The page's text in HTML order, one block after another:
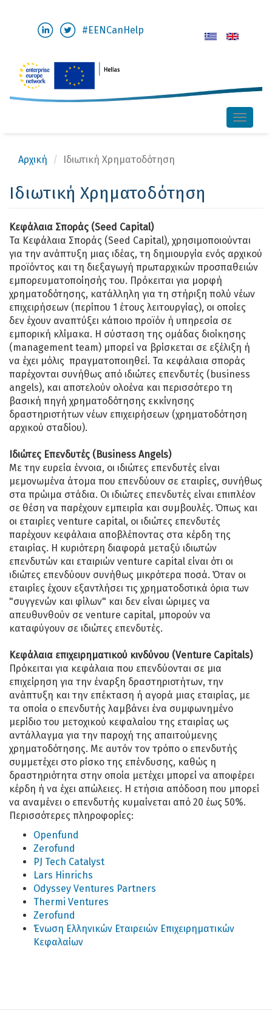
περιεχόμενο
#EENCanHelp
Toggle
Αρχική Ιδιωτική Χρηματοδότηση
Ιδιωτική Χρηματοδότηση
Κεφάλαια Σποράς (Seed Capital)
Τα Κεφάλαια Σποράς (Seed Capital), χρησιμοποιούνται
για την ανάπτυξη μιας ιδέας, τη δημιουργία ενός αρχικού
προϊόντος και τη διεξαγωγή πρωταρχικών προσπαθειών
εμπορευματοποίησής του. Πρόκειται για μορφή
χρηματοδότησης, κατάλληλη για τη στήριξη πολύ νέων
επιχειρήσεων (περίπου 1 έτους λειτουργίας), οι οποίες
δεν έχουν αναπτύξει κάποιο προϊόν ή υπηρεσία σε
εμπορική κλίμακα. Η σύσταση της ομάδας διοίκησης
(management team) μπορεί να βρίσκεται σε εξέλιξη ή
να έχει μόλις πραγματοποιηθεί. Τα κεφάλαια σποράς
παρέχονται συνήθως από ιδιώτες επενδυτές (business
angels), και αποτελούν ολοένα και περισσότερο τη
βασική πηγή χρηματοδότησης εκκίνησης
δραστηριοτήτων νέων επιχειρήσεων (χρηματοδότηση
αρχικού σταδίου).
Ιδιώτες Επενδυτές (Business Angels)
Με την ευρεία έννοια, οι ιδιώτες επενδυτές είναι
μεμονωμένα άτομα που επενδύουν σε εταιρίες, συνήθως
στα πρώιμα στάδια. Οι ιδιώτες επενδυτές είναι επιπλέον
σε θέση να παρέχουν εμπειρία και συμβουλές. Όπως και
οι εταιρίες venture capital, οι ιδιώτες επενδυτές
παρέχουν κεφάλαια αποβλέποντας στα κέρδη της
εταιρίας. Η κυριότερη διαφορά μεταξύ ιδιωτών
επενδυτών και εταιριών venture capital είναι ότι οι
ιδιώτες επενδύουν συνήθως μικρότερα ποσά. Όταν οι
εταιρίες έχουν εξαντλήσει τις χρηματοδοτικά όρια των
"συγγενών και φίλων" και δεν είναι ώριμες να
απευθυνθούν σε venture capital, μπορούν να
καταφύγουν σε ιδιώτες επενδυτές.
Κεφάλαια επιχειρηματικού κινδύνου (Venture Capitals)
Πρόκειται για κεφάλαια που επενδύονται σε μια
επιχείρηση για την έναρξη δραστηριοτήτων, την
ανάπτυξη και την επέκταση ή αγορά μιας εταιρίας, με
τα οποία ο επενδυτής λαμβάνει ένα συμφωνημένο
μερίδιο του μετοχικού κεφαλαίου της εταιρίας ως
αντάλλαγμα για την παροχή της απαιτούμενης
χρηματοδότησης. Με αυτόν τον τρόπο ο επενδυτής
συμμετέχει στο ρίσκο της επένδυσης, καθώς η
δραστηριότητα στην οποία μετέχει μπορεί να αποφέρει
κέρδη ή να έχει απώλειες. Η ετήσια απόδοση που μπορεί
να αναμένει ο επενδυτής κυμαίνεται από 20 έως 50%.
Περισσότερες πληροφορίες:
Openfund
Zerofund
PJ Tech Catalyst
Lars Hinrichs
Odyssey Ventures Partners
Thermi Ventures
Zerofund
Ένωση Ελληνικών Εταιρειών Επιχειρηµατικών
Κεφαλαίων